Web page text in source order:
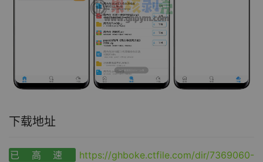
下载地址
已高速
https://ghboke.ctfile.com/dir/7369060-